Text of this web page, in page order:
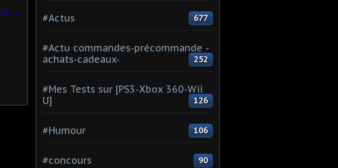
#Actus 677
#Actu commandes-précommande -
achats-cadeaux-
252
#Mes Tests sur [PS3-Xbox 360-Wii
U]
126
#Humour 106
#concours 90